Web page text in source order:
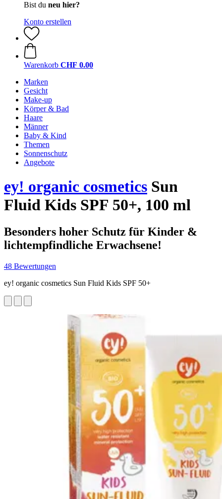
Bist du neu hier?
Konto erstellen
Warenkorb CHF 0.00
Marken
Gesicht
Make-up
Körper & Bad
Haare
Männer
Baby & Kind
Themen
Sonnenschutz
Angebote
ey! organic cosmetics Sun
Fluid Kids SPF 50+, 100 ml
Besonders hoher Schutz für Kinder &
lichtempfindliche Erwachsene!
48 Bewertungen
ey! organic cosmetics Sun Fluid Kids SPF 50+